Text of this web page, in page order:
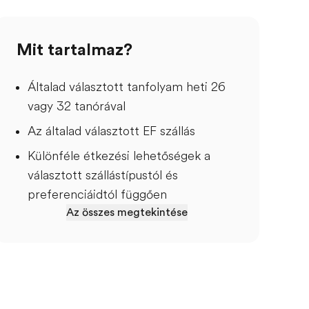
Mit tartalmaz?
Általad választott tanfolyam heti 26
vagy 32 tanórával
Az általad választott EF szállás
Különféle étkezési lehetőségek a
választott szállástípustól és
preferenciáidtól függően
Az összes megtekintése